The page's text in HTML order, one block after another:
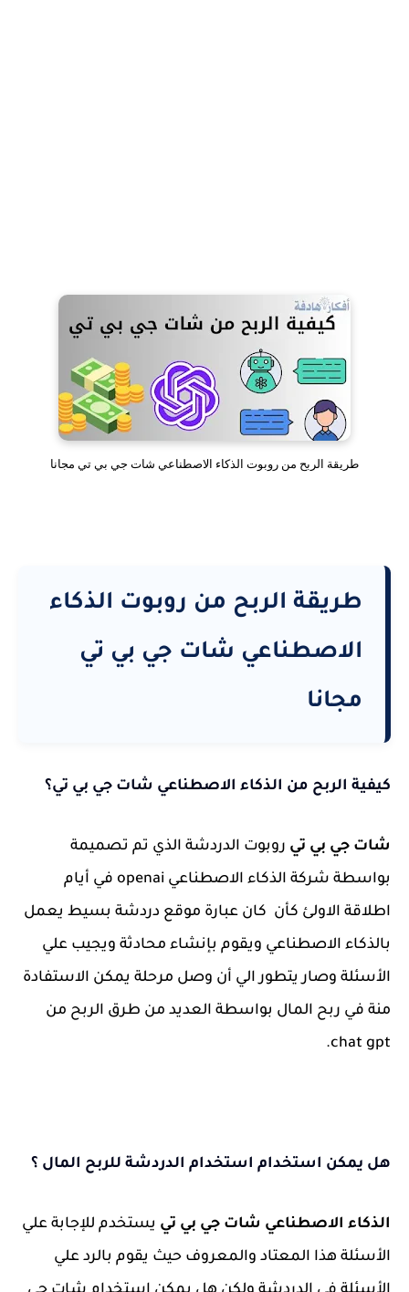
طريقة الربح من روبوت الذكاء الاصطناعي شات جي بي تي مجانا
طريقة الربح من روبوت الذكاء
الاصطناعي شات جي بي تي
مجانا
كيفية الربح من الذكاء الاصطناعي شات جي بي تي؟
شات جي بي تي روبوت الدردشة الذي تم تصميمة
بواسطة شركة الذكاء الاصطناعي openai في أيام
اطلاقة الاولئ كأن كان عبارة موقع دردشة بسيط يعمل
بالذكاء الاصطناعي ويقوم بإنشاء محادثة ويجيب علي
الأسئلة وصار يتطور الي أن وصل مرحلة يمكن الاستفادة
منة في ربح المال بواسطة العديد من طرق الربح من
chat gpt.
هل يمكن استخدام استخدام الدردشة للربح المال ؟
الذكاء الاصطناعي شات جي بي تي يستخدم للإجابة علي
الأسئلة هذا المعتاد والمعروف حيث يقوم بالرد علي